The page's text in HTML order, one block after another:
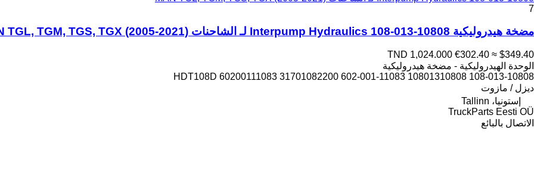
7
مضخة هيدروليكية Interpump Hydraulics 108-013-10808 لـ الشاحنات MAN TGL, TGM, TGS, TGX (2005-2021)
TND 1,024.000 €302.40 ≈ $349.40
الوحدة الهيدروليكية - مضخة هيدروليكية
108-013-10808 10801310808 602-001-11083 HDT108D 60200111083 31701082200
ديزل / مازوت
إستونيا، Tallinn
TruckParts Eesti OÜ
الاتصال بالبائع